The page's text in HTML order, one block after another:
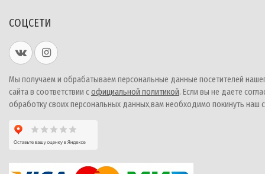
СОЦСЕТИ
Мы получаем и обрабатываем персональные данные посетителей
сайта в соответствии софициальной политикой. Если вы не даете
обработку своих персональных данных,вам необходимо покинуть наш